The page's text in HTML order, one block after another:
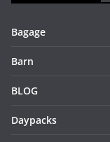
Bagage
Barn
BLOG
Daypacks